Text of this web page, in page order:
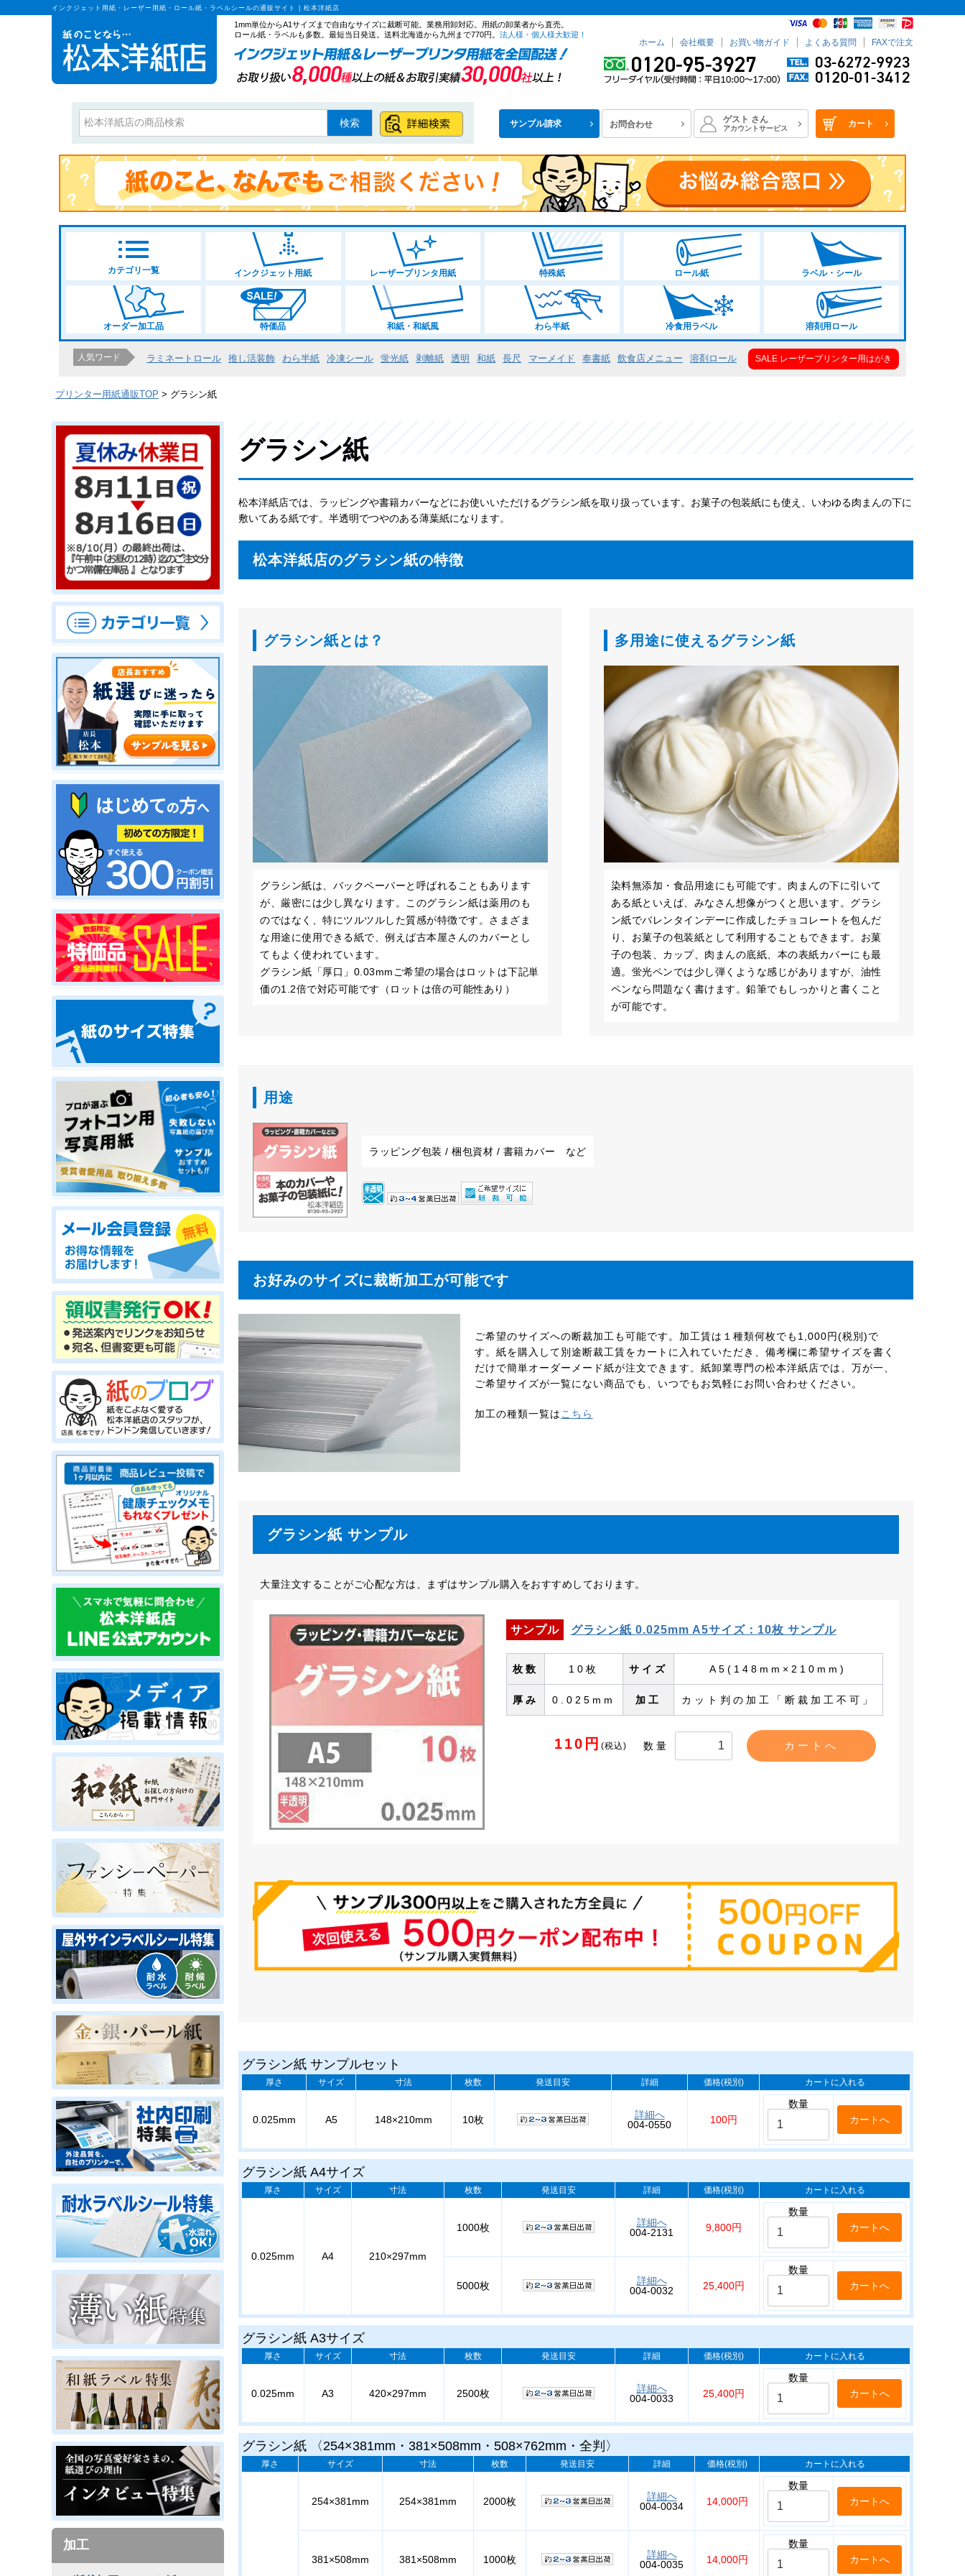
インクジェット用紙・レーザー用紙・ロール紙・ラベルシールの通販サイト | 松本洋紙店
1mm単位からA1サイズまで自由なサイズに裁断可能。業務用卸対応。用紙の卸業者から直売。
ロール紙・ラベルも多数。最短当日発送。送料北海道から九州まで770円。 法人様・個人様大歓迎！
ホーム 会社概要 お買い物ガイド よくある質問 FAXで注文
サンプル請求 お問合わせ ゲスト さん
アカウントサービス カート
検索
カテゴリ一覧 インクジェット用紙 レーザープリンタ用紙 特殊紙 ロール紙 ラベル・シール
オーダー加工品 特価品 和紙・和紙風 わら半紙 冷食用ラベル 溶剤用ロール
人気ワード ラミネートロール 推し活装飾 わら半紙 冷凍シール 蛍光紙 剥離紙 透明 和紙 長尺 マーメイド 奉書紙 飲食店メニュー 溶剤ロール SALE レーザープリンター用はがき
プリンター用紙通販TOP グラシン紙
加工
グラシン紙
松本洋紙店では、ラッピングや書籍カバーなどにお使いいただけるグラシン紙を取り扱っています。お菓子の包装紙にも使え、いわゆる肉まんの下に
敷いてある紙です。半透明でつやのある薄葉紙になります。
松本洋紙店のグラシン紙の特徴
グラシン紙とは？
グラシン紙は、バックペーパーと呼ばれることもあります
が、厳密には少し異なります。このグラシン紙は薬用のも
のではなく、特にツルツルした質感が特徴です。さまざま
な用途に使用できる紙で、例えば古本屋さんのカバーとし
てもよく使われています。
グラシン紙「厚口」0.03mmご希望の場合はロットは下記単
価の1.2倍で対応可能です（ロットは倍の可能性あり）
多用途に使えるグラシン紙
染料無添加・食品用途にも可能です。肉まんの下に引いて
ある紙といえば、みなさん想像がつくと思います。グラシ
ン紙でバレンタインデーに作成したチョコレートを包んだ
り、お菓子の包装紙として利用することもできます。お菓
子の包装、カップ、肉まんの底紙、本の表紙カバーにも最
適。蛍光ペンでは少し弾くような感じがありますが、油性
ペンなら問題なく書けます。鉛筆でもしっかりと書くこと
が可能です。
用途
ラッピング包装 / 梱包資材 / 書籍カバー など
お好みのサイズに裁断加工が可能です
ご希望のサイズへの断裁加工も可能です。加工賃は１種類何枚でも1,000円(税別)で
す。紙を購入して別途断裁工賃をカートに入れていただき、備考欄に希望サイズを書く
だけで簡単オーダーメード紙が注文できます。紙卸業専門の松本洋紙店では、万が一、
ご希望サイズが一覧にない商品でも、いつでもお気軽にお問い合わせください。
加工の種類一覧は こちら
グラシン紙 サンプル
大量注文することがご心配な方は、まずはサンプル購入をおすすめしております。
サンプル グラシン紙 0.025mm A5サイズ：10枚 サンプル
枚数 10枚 サイズ A5(148mm×210mm)
厚み 0.025mm 加工 カット判の加工「断裁加工不可」
110円 (税込) 数量
グラシン紙 サンプルセット
厚さ サイズ 寸法 枚数 発送目安 詳細 価格(税別) カートに入れる
0.025mm A5 148×210mm 10枚
詳細へ
004-0550
100円
数量
グラシン紙 A4サイズ
厚さ サイズ 寸法 枚数 発送目安 詳細 価格(税別) カートに入れる
0.025mm A4 210×297mm
1000枚
詳細へ
004-2131
9,800円
数量
5000枚
詳細へ
004-0032
25,400円
数量
グラシン紙 A3サイズ
厚さ サイズ 寸法 枚数 発送目安 詳細 価格(税別) カートに入れる
0.025mm A3 420×297mm 2500枚
詳細へ
004-0033
25,400円
数量
グラシン紙 〈254×381mm・381×508mm・508×762mm・全判〉
厚さ サイズ 寸法 枚数 発送目安 詳細 価格(税別) カートに入れる
254×381mm 254×381mm 2000枚
詳細へ
004-0034
14,000円
数量
381×508mm 381×508mm 1000枚
詳細へ
004-0035
14,000円
数量